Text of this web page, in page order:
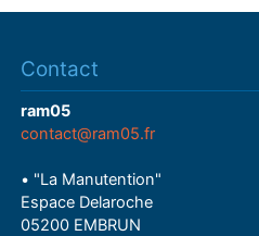
Contact
ram05
contact@ram05.fr
• "La Manutention"
Espace Delaroche
05200 EMBRUN